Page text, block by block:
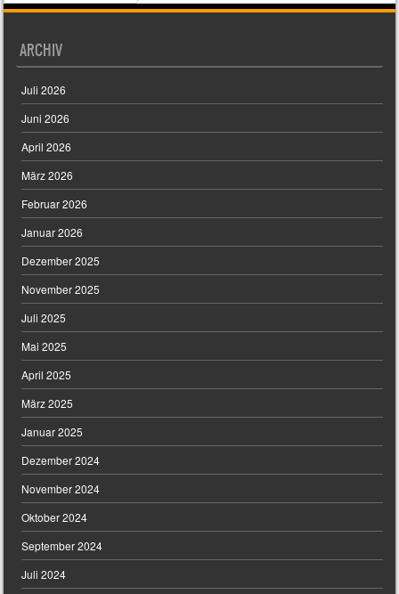
ARCHIV
Juli 2026
Juni 2026
April 2026
März 2026
Februar 2026
Januar 2026
Dezember 2025
November 2025
Juli 2025
Mai 2025
April 2025
März 2025
Januar 2025
Dezember 2024
November 2024
Oktober 2024
September 2024
Juli 2024